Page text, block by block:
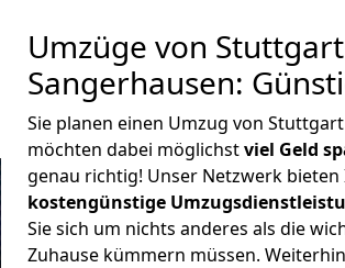
Umzüge von
Sangerhausen:
Sie planen einen Umzug von
möchten dabei möglichstviel Geld
genau richtig! Unser Netzwerk bieten
kostengünstige
Sie sich um nichts anderes als die
Zuhause kümmern müssen.